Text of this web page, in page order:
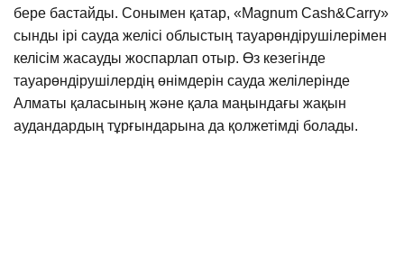
бере бастайды. Сонымен қатар, «Magnum Cash&Carry»
сынды ірі сауда желісі облыстың тауарөндірушілерімен
келісім жасауды жоспарлап отыр. Өз кезегінде
тауарөндірушілердің өнімдерін сауда желілерінде
Алматы қаласының және қала маңындағы жақын
аудандардың тұрғындарына да қолжетімді болады.